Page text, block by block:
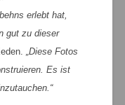
erlebt hat,
gut zu dieser
„Diese Fotos
Es ist